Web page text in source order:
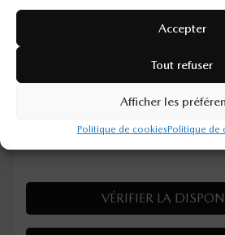
Accepter
Tout refuser
Afficher les
Politique de cookiesPolitique de
PDSF*
VÉRIFIER LA